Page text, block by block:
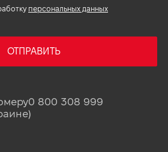
персональных данных
ОТПРАВИТЬ
0 800 308 999